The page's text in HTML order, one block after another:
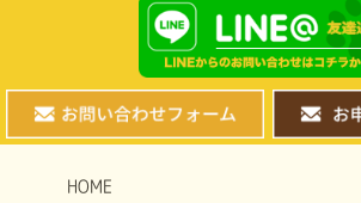
HOME